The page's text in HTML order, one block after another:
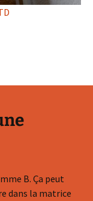
B. Ça peut
dans la matrice